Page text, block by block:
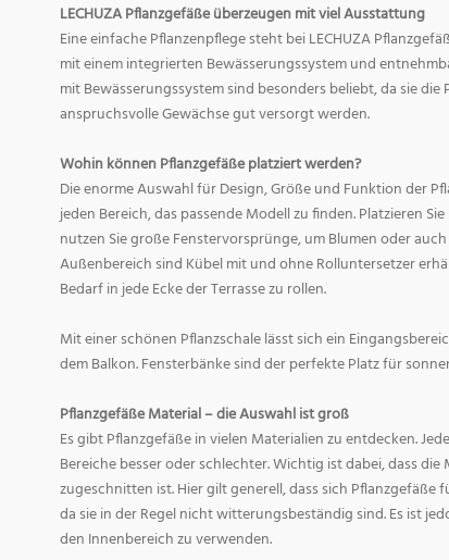
LECHUZA Pflanzgefäße überzeugen mit viel Ausstattung
Eine einfache Pflanzenpflege steht bei LECHUZA
mit einem integrierten Bewässerungssystem und
mit Bewässerungssystem sind besonders beliebt, da sie
anspruchsvolle Gewächse gut versorgt werden.
Wohin können Pflanzgefäße platziert werden?
Die enorme Auswahl für Design, Größe und Funktion der
jeden Bereich, das passende Modell zu finden. Platzieren
nutzen Sie große Fenstervorsprünge, um Blumen oder
Außenbereich sind Kübel mit und ohne Rolluntersetzer
Bedarf in jede Ecke der Terrasse zu rollen.
Mit einer schönen Pflanzschale lässt sich ein
dem Balkon. Fensterbänke sind der perfekte Platz für
Pflanzgefäße Material – die Auswahl ist groß
Es gibt Pflanzgefäße in vielen Materialien zu entdecken.
Bereiche besser oder schlechter. Wichtig ist dabei, dass
zugeschnitten ist. Hier gilt generell, dass sich
da sie in der Regel nicht witterungsbeständig sind. Es ist
den Innenbereich zu verwenden.